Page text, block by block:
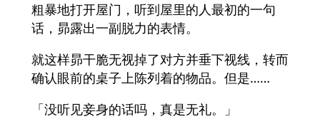
粗暴地打开屋门，听到屋里的人最初的一句
话，昴露出一副脱力的表情。
就这样昴干脆无视掉了对方并垂下视线，转而
确认眼前的桌子上陈列着的物品。但是……
「没听见妾身的话吗，真是无礼。」